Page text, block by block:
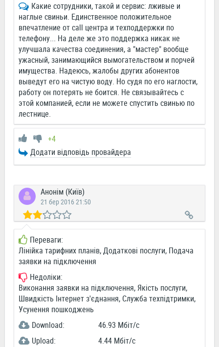
Какие сотрудники, такой и сервис: лживые и
наглые свиньи. Единственное положительное
впечатление от call центра и техподдержки по
телефону... На деле же это поддержка никак не
улучшала качества соединения, а "мастер" вообще
ужасный, занимающийся вымогательством и порчей
имущества. Надеюсь, жалобы других абонентов
выведут его на чистую воду. Но судя по его наглости,
работу он потерять не боится. Не связывайтесь с
этой компанией, если не можете спустить свинью по
лестнице.
+4
Додати відповідь провайдера
Анонім (Київ)
21 бер 2016 21:50
Переваги:
Лінійка тарифних планів, Додаткові послуги, Подача
заявки на підключення
Недоліки:
Виконання заявки на підключення, Якість послуги,
Швидкість Інтернет з'єднання, Служба техпідтримки,
Усунення пошкоджень
Download:
46.93 Мбіт/c
Upload:
4.44 Мбіт/c